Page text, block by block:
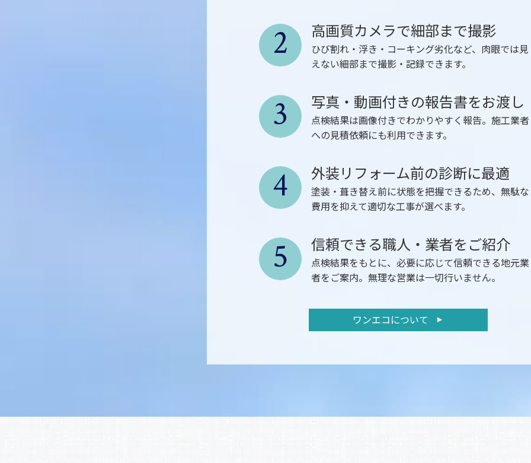
高画質カメラで細部まで撮影
ひび割れ・浮き・コーキング劣化など、肉眼では見
えない細部まで撮影・記録できます。
2
写真・動画付きの報告書をお渡し
点検結果は画像付きでわかりやすく報告。施工業者
への見積依頼にも利用できます。
3
外装リフォーム前の診断に最適
塗装・葺き替え前に状態を把握できるため、無駄な
費用を抑えて適切な工事が選べます。
4
信頼できる職人・業者をご紹介
点検結果をもとに、必要に応じて信頼できる地元業
者をご案内。無理な営業は一切行いません。
5
ワンエコについて